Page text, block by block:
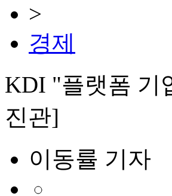
>
경제
KDI "플랫폼 기
진관]
이동률 기자